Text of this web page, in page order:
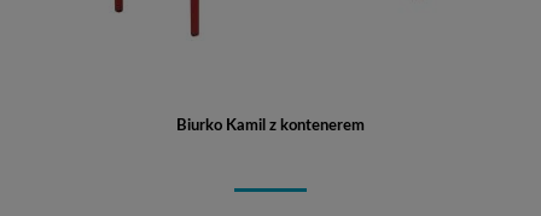
Biurko Kamil z kontenerem